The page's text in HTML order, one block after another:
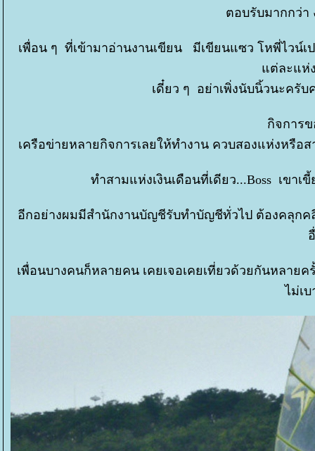
ตอบรับมากกว่า
เพื่อน ๆ ที่เข้ามาอ่านงานเขียน มีเขียนแซว โหพี่ไวน์เ
ต่ละแห่ง
เดี๋ยว ๆ อย่าเพิ่งนับนิ้วนะครับ
กิจการข
เครือข่ายหลายกิจการเลยให้ทำงาน ควบสองแห่งหรื
ทำสามแห่งเงินเดือนที่เดียว...Boss เขาเ
อีกอย่างผมมีสำนักงานบัญชีรับทำบัญชีทั่วไป ต้องคลุกค
เพื่อนบางคนก็หลายคน เคยเจอเคยเที่ยวด้วยกันหลาย
ไม่เ